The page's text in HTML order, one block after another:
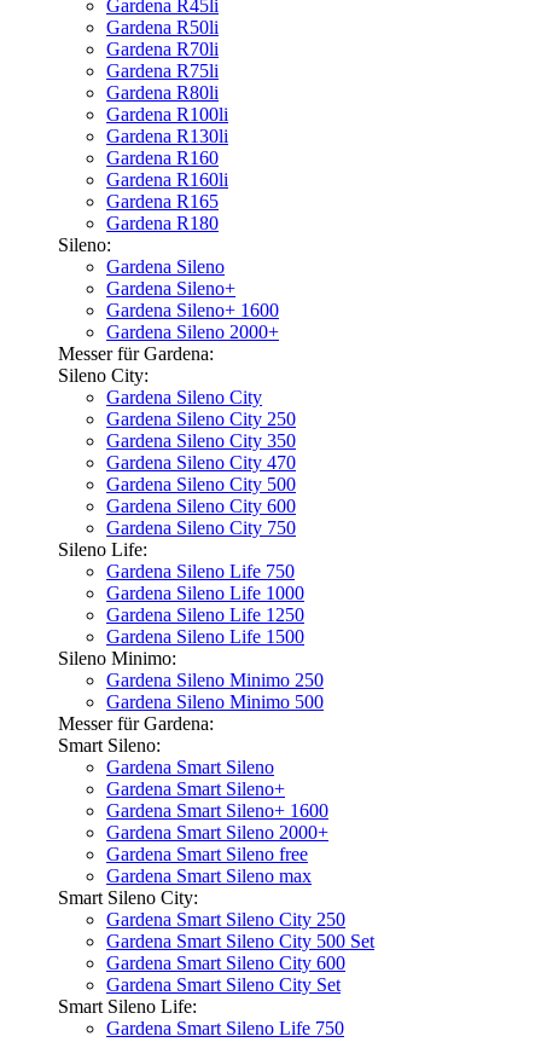
Gardena R45li
Gardena R50li
Gardena R70li
Gardena R75li
Gardena R80li
Gardena R100li
Gardena R130li
Gardena R160
Gardena R160li
Gardena R165
Gardena R180
Sileno:
Gardena Sileno
Gardena Sileno+
Gardena Sileno+ 1600
Gardena Sileno 2000+
Messer für Gardena:
Sileno City:
Gardena Sileno City
Gardena Sileno City 250
Gardena Sileno City 350
Gardena Sileno City 470
Gardena Sileno City 500
Gardena Sileno City 600
Gardena Sileno City 750
Sileno Life:
Gardena Sileno Life 750
Gardena Sileno Life 1000
Gardena Sileno Life 1250
Gardena Sileno Life 1500
Sileno Minimo:
Gardena Sileno Minimo 250
Gardena Sileno Minimo 500
Messer für Gardena:
Smart Sileno:
Gardena Smart Sileno
Gardena Smart Sileno+
Gardena Smart Sileno+ 1600
Gardena Smart Sileno 2000+
Gardena Smart Sileno free
Gardena Smart Sileno max
Smart Sileno City:
Gardena Smart Sileno City 250
Gardena Smart Sileno City 500 Set
Gardena Smart Sileno City 600
Gardena Smart Sileno City Set
Smart Sileno Life:
Gardena Smart Sileno Life 750